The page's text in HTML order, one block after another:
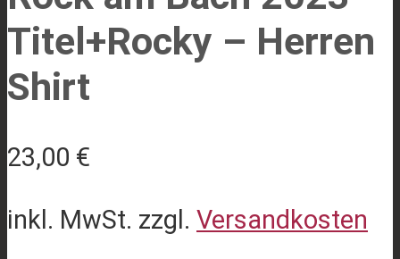
Titel+Rocky – Herren
Shirt
23,00 €
inkl. MwSt. zzgl. Versandkosten